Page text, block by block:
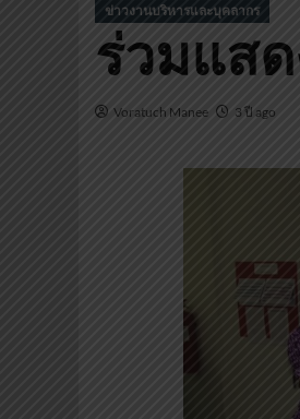
ข่าวงานบริหารและบุคลากร
ร่วมแส
Voratuch Manee 3 ปี ago